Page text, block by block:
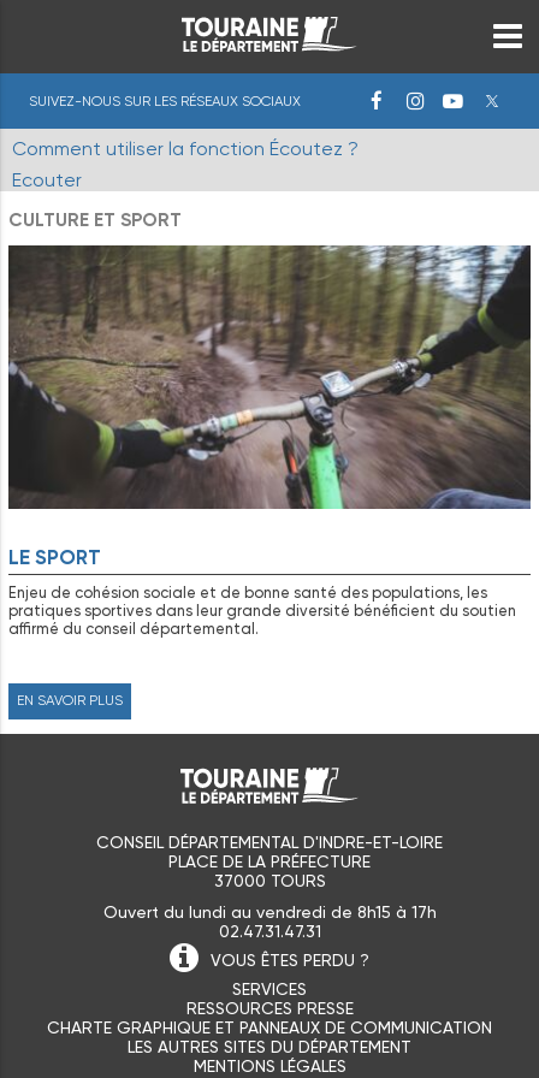
SUIVEZ-NOUS SUR LES RÉSEAUX SOCIAUX
Comment utiliser la fonction Écoutez ?
Ecouter
CULTURE ET SPORT
LE SPORT
Enjeu de cohésion sociale et de bonne santé des populations, les
pratiques sportives dans leur grande diversité bénéficient du soutien
affirmé du conseil départemental.
EN SAVOIR PLUS
CONSEIL DÉPARTEMENTAL D'INDRE-ET-LOIRE
PLACE DE LA PRÉFECTURE
37000 TOURS
Ouvert du lundi au vendredi de 8h15 à 17h
02.47.31.47.31
VOUS ÊTES PERDU ?
SERVICES
RESSOURCES PRESSE
CHARTE GRAPHIQUE ET PANNEAUX DE COMMUNICATION
LES AUTRES SITES DU DÉPARTEMENT
MENTIONS LÉGALES